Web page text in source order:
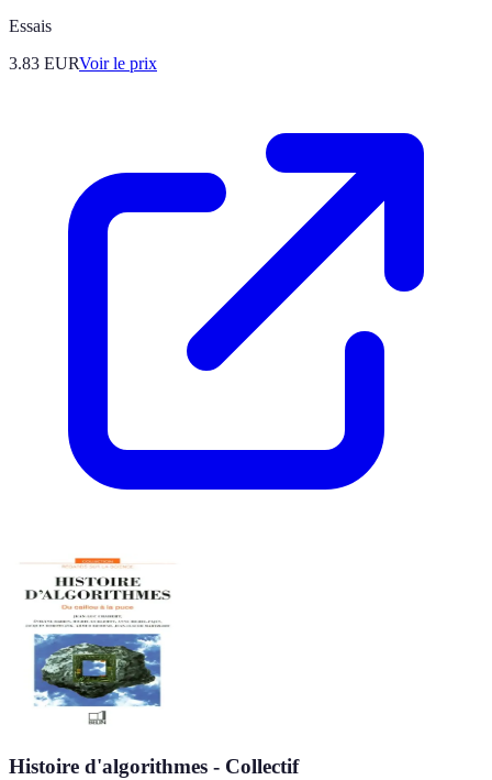
Essais
3.83 EURVoir le prix
Histoire d'algorithmes - Collectif